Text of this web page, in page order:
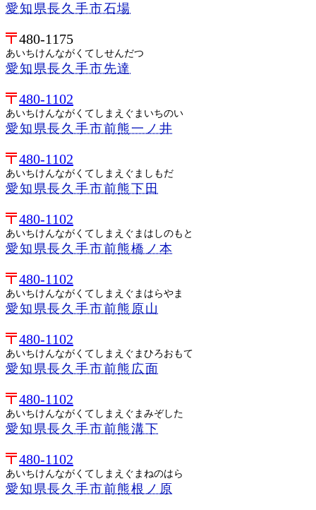
愛知県長久手市石場
480-1175
あいちけんながくてしせんだつ
愛知県長久手市先達
480-1102
あいちけんながくてしまえぐまいちのい
愛知県長久手市前熊一ノ井
480-1102
あいちけんながくてしまえぐましもだ
愛知県長久手市前熊下田
480-1102
あいちけんながくてしまえぐまはしのもと
愛知県長久手市前熊橋ノ本
480-1102
あいちけんながくてしまえぐまはらやま
愛知県長久手市前熊原山
480-1102
あいちけんながくてしまえぐまひろおもて
愛知県長久手市前熊広面
480-1102
あいちけんながくてしまえぐまみぞした
愛知県長久手市前熊溝下
480-1102
あいちけんながくてしまえぐまねのはら
愛知県長久手市前熊根ノ原